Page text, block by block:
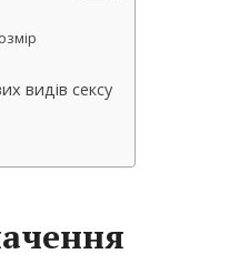
видів сексу